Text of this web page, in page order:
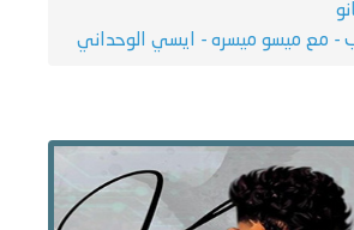
- مع ميسو ميسره - ايسي الوحداني